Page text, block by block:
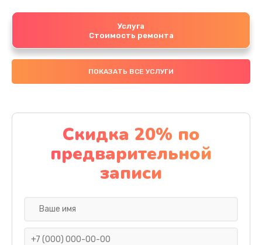
Услуга
Стоимость ремонта
ПОКАЗАТЬ ВСЕ УСЛУГИ
Скидка 20% по
предварительной
записи